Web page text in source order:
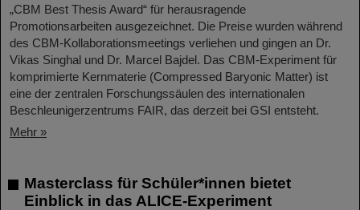
„CBM Best Thesis Award“ für herausragende
Promotionsarbeiten ausgezeichnet. Die Preise wurden während
des CBM-Kollaborationsmeetings verliehen und gingen an Dr.
Vikas Singhal und Dr. Marcel Bajdel. Das CBM-Experiment für
komprimierte Kernmaterie (Compressed Baryonic Matter) ist
eine der zentralen Forschungssäulen des internationalen
Beschleunigerzentrums FAIR, das derzeit bei GSI entsteht.
Mehr »
Masterclass für Schüler*innen bietet
Einblick in das ALICE-Experiment